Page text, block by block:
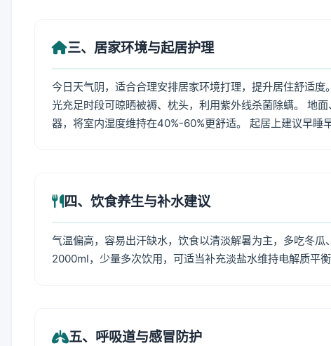
三、居家环境与起居护理
今日天气阴，适合合理安排居家环境打理，提升居住舒适
光充足时段可晾晒被褥、枕头，利用紫外线杀菌除螨。 地
器，将室内湿度维持在40%-60%更舒适。 起居上建议早睡
四、饮食养生与补水建议
气温偏高，容易出汗缺水，饮食以清淡解暑为主，多吃冬
2000ml，少量多次饮用，可适当补充淡盐水维持电解质平衡
五、呼吸道与感冒防护